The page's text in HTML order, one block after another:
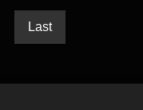
Last